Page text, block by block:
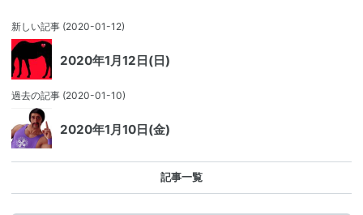
新しい記事 (2020-01-12)
2020年1月12日(日)
過去の記事 (2020-01-10)
2020年1月10日(金)
記事一覧